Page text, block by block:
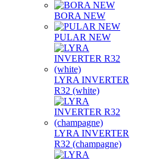
BORA NEW
PULAR NEW
LYRA INVERTER
R32 (white)
LYRA INVERTER
R32 (champagne)